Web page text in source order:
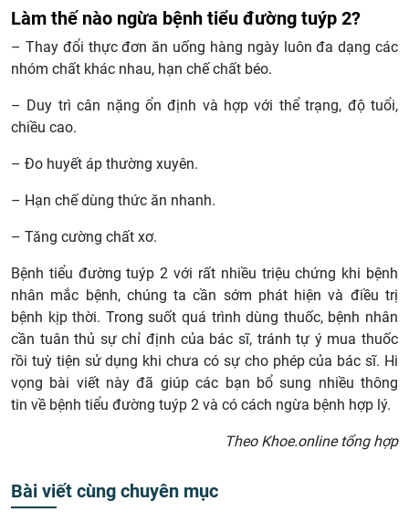
Làm thế nào ngừa bệnh tiểu đường tuýp 2?
– Thay đổi thực đơn ăn uống hàng ngày luôn đa dạng các
nhóm chất khác nhau, hạn chế chất béo.
– Duy trì cân nặng ổn định và hợp với thể trạng, độ tuổi,
chiều cao.
– Đo huyết áp thường xuyên.
– Hạn chế dùng thức ăn nhanh.
– Tăng cường chất xơ.
Bệnh tiểu đường tuýp 2 với rất nhiều triệu chứng khi bệnh
nhân mắc bệnh, chúng ta cần sớm phát hiện và điều trị
bệnh kịp thời. Trong suốt quá trình dùng thuốc, bệnh nhân
cần tuân thủ sự chỉ định của bác sĩ, tránh tự ý mua thuốc
rồi tuỳ tiện sử dụng khi chưa có sự cho phép của bác sĩ. Hi
vọng bài viết này đã giúp các bạn bổ sung nhiều thông
tin về bệnh tiểu đường tuýp 2 và có cách ngừa bệnh hợp lý.
Theo Khoe.online tổng hợp
Bài viết cùng chuyên mục